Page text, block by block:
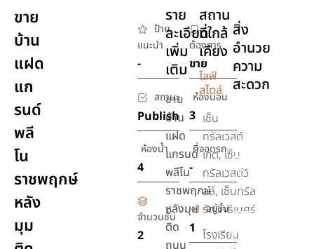
ขาย
บ้าน
แฝด
แก
รนด์
พลี
โน
ราชพฤกษ์
หลัง
มุม
ป้าย
แนะนำ
-
ต้องการ
ขาย
สถานะ
Publish
ห้องนอน
3
ห้องน้ำ
4
ที่จอดรถ
-
จำนวนชั้น
2
อยู่ชั้น
1
ราย
ละเอียด
เพิ่ม
เติม
ขาย
บ้าน
แฝด
แกรนด์
พลีโน
ราชพฤกษ์
หลังมุม
ติด
สถาน
ที่ใกล้
เคียง
ไลฟ์
สไตล์
เซ็น
ทรัลเวสต์
เกต, เซ็น
ทรัลเวสต์วิ
ลล์, เซ็นทรัล
รัตนาธิเบศร์
โรงเรียน
สิ่ง
อำนวย
ความ
สะดวก
ว่าย
น้ำ
เครื่อง
ปรับ
อากาศ
ความ